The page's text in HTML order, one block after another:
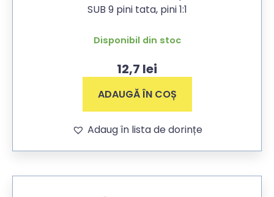
SUB 9 pini tata, pini 1:1
Disponibil din stoc
12,7 lei
ADAUGĂ ÎN COȘ
Adaug în lista de dorințe